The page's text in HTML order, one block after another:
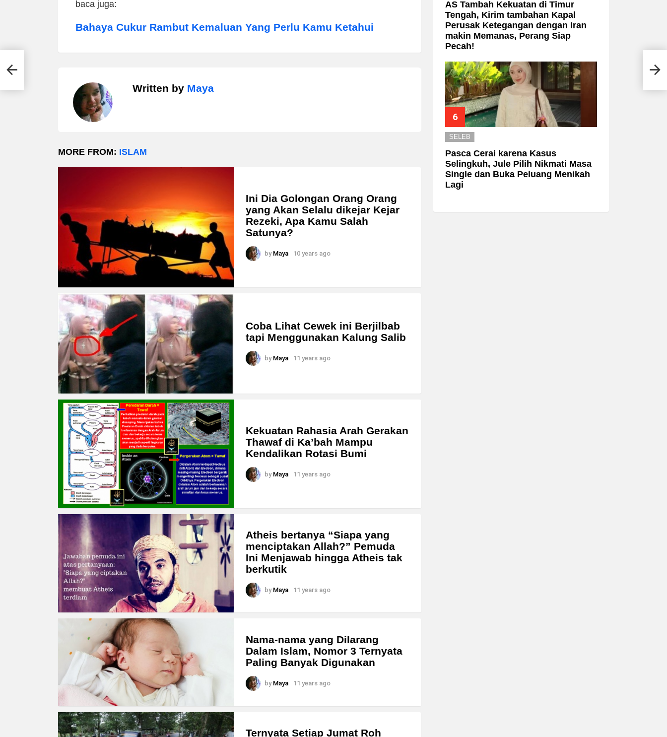
baca juga:
Bahaya Cukur Rambut Kemaluan Yang Perlu Kamu Ketahui
Written by Maya
MORE FROM: ISLAM
Ini Dia Golongan Orang Orang
yang Akan Selalu dikejar Kejar
Rezeki, Apa Kamu Salah
Satunya?
by Maya 10 years ago
Coba Lihat Cewek ini Berjilbab
tapi Menggunakan Kalung Salib
by Maya 11 years ago
Kekuatan Rahasia Arah Gerakan
Thawaf di Ka’bah Mampu
Kendalikan Rotasi Bumi
by Maya 11 years ago
Atheis bertanya “Siapa yang
menciptakan Allah?” Pemuda
Ini Menjawab hingga Atheis tak
berkutik
by Maya 11 years ago
Nama-nama yang Dilarang
Dalam Islam, Nomor 3 Ternyata
Paling Banyak Digunakan
by Maya 11 years ago
Ternyata Setiap Jumat Roh
7
AS Tambah Kekuatan di Timur
Tengah, Kirim tambahan Kapal
Perusak Ketegangan dengan Iran
makin Memanas, Perang Siap
Pecah!
SELEB
Pasca Cerai karena Kasus
Selingkuh, Jule Pilih Nikmati Masa
Single dan Buka Peluang Menikah
Lagi